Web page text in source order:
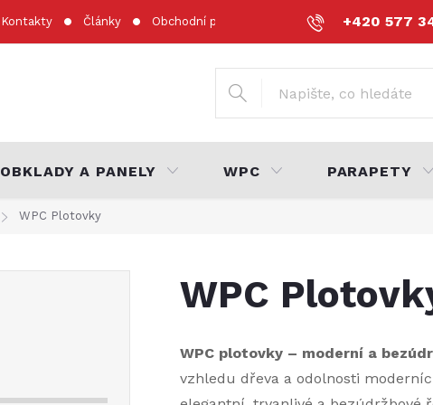
+420 577
Kontakty Články Obchodní podmínky Podmínky ochrany
OBKLADY A PANELY WPC PARAPETY
WPC Plotovky
WPC
WPC plotovky – moderní a
vzhledu dřeva a odolnosti